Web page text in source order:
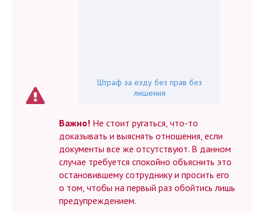
Штраф за езду без прав без
лишения
Важно! Не стоит ругаться, что-то
доказывать и выяснять отношения, если
документы все же отсутствуют. В данном
случае требуется спокойно объяснить это
остановившему сотруднику и просить его
о том, чтобы на первый раз обойтись лишь
предупреждением.